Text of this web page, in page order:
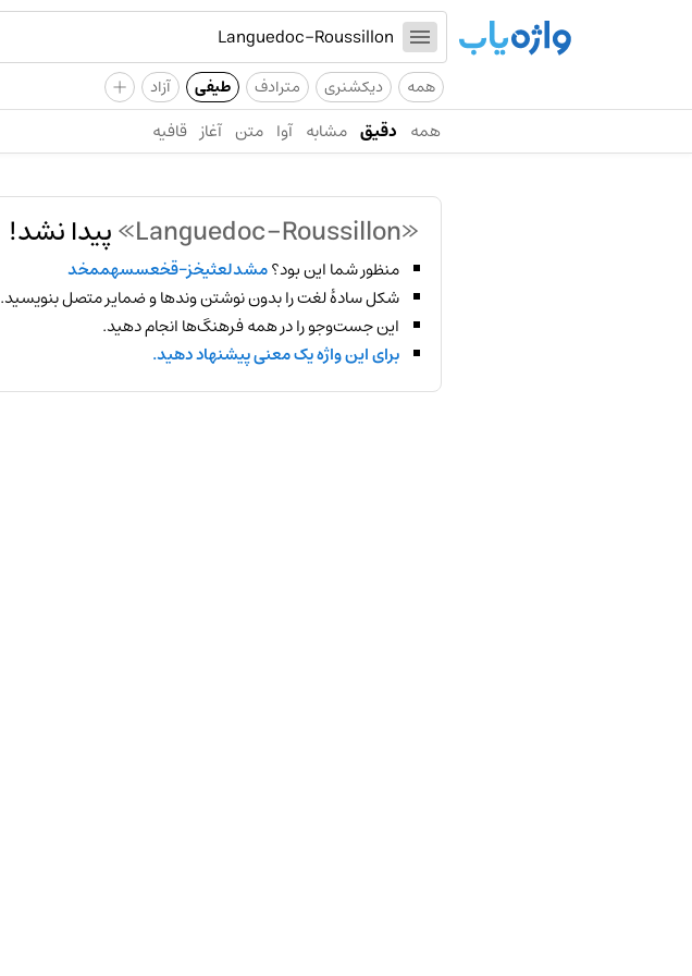
همه دیکشنری مترادف طیفی آزاد +
همه دقیق مشابه آوا متن آغاز قافیه
«Languedoc-Roussillon» پیدا نشد!
منظور شما این بود؟مشدلعثیخز-قخعسسهممخد
شکل سادهٔ لغت را بدون نوشتن وندها و ضمایر متصل بنویسید.
این جست‌وجو را در همه فرهنگ‌ها انجام دهید.
برای این واژه یک معنی پیشنهاد دهید.